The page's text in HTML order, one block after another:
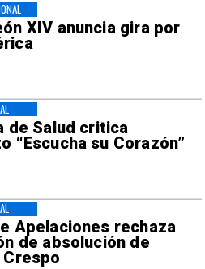
XIV anuncia gira por
de Salud critica
“Escucha su Corazón”
Apelaciones rechaza
de absolución de
Crespo